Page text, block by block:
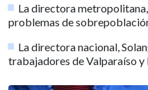
La directora
problemas de
La directora nacional,
trabajadores de Valparaíso y